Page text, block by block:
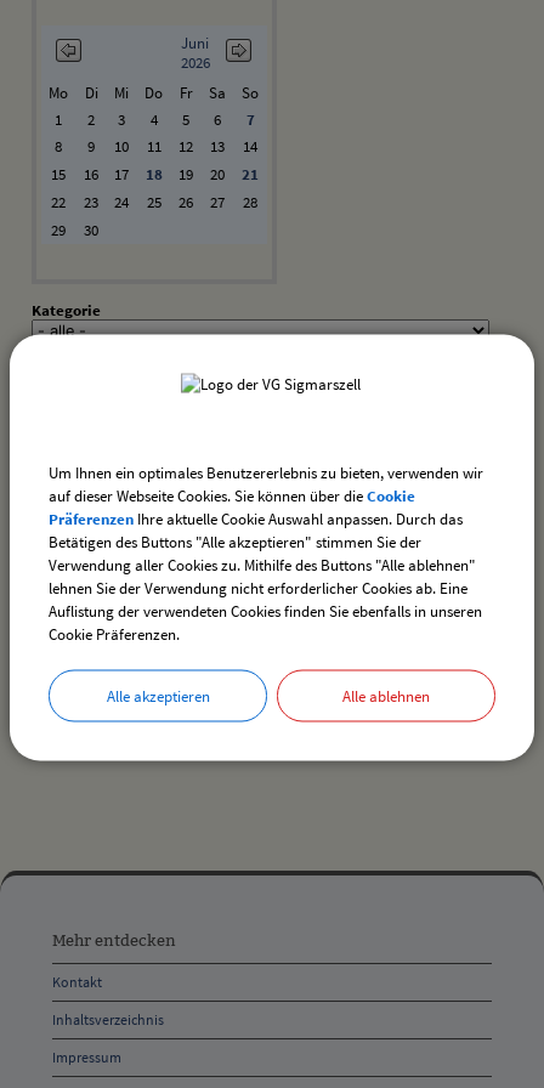
Juni
2026
Mo
Di Mi Do Fr Sa
So
1
2 3 4 5 6
7
8
9 10 11 12 13
14
15
16 17 18 19 20
21
22
23 24 25 26 27
28
29
30
Kategorie
bis:
Es wurden keine Veranstaltungen gefunden.
druckennach oben
entdecken,
Öffnungszeiten
und
Anschrift
und
Mehr entdecken
Kontakt
Inhaltsverzeichnis
Impressum
Um Ihnen ein optimales Benutzererlebnis zu bieten, verwenden wir
auf dieser Webseite Cookies. Sie können über dieCookie
Präferenzen Ihre aktuelle Cookie Auswahl anpassen. Durch das
Betätigen des Buttons "Alle akzeptieren" stimmen Sie der
Verwendung aller Cookies zu. Mithilfe des Buttons "Alle ablehnen"
lehnen Sie der Verwendung nicht erforderlicher Cookies ab. Eine
Auflistung der verwendeten Cookies finden Sie ebenfalls in unseren
Cookie Präferenzen.
Alle akzeptieren Alle ablehnen